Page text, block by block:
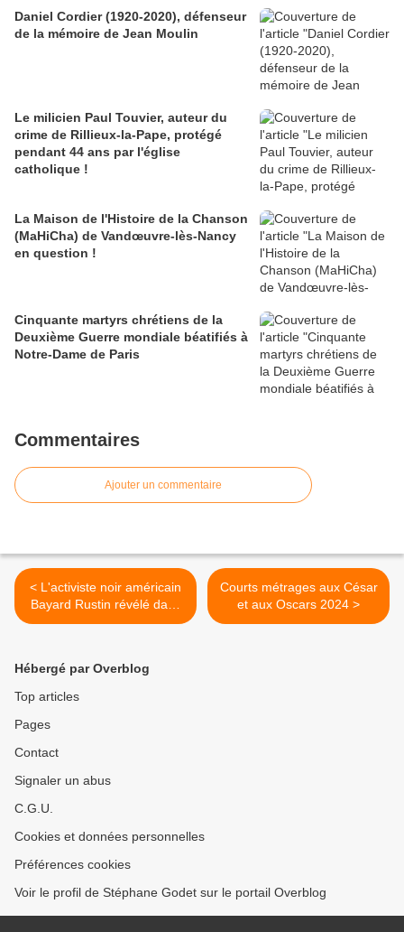
Daniel Cordier (1920-2020), défenseur
de la mémoire de Jean Moulin
Le milicien Paul Touvier, auteur du
crime de Rillieux-la-Pape, protégé
pendant 44 ans par l'église
catholique !
La Maison de l'Histoire de la Chanson
(MaHiCha) de Vandœuvre-lès-Nancy
en question !
Cinquante martyrs chrétiens de la
Deuxième Guerre mondiale béatifiés à
Notre-Dame de Paris
Commentaires
Ajouter un commentaire
< L'activiste noir américain
Bayard Rustin révélé dans
un magnifique biopic sur
Courts métrages aux César
et aux Oscars 2024 >
Hébergé par Overblog
Top articles
Pages
Contact
Signaler un abus
C.G.U.
Cookies et données personnelles
Préférences cookies
Voir le profil de Stéphane Godet sur le portail Overblog